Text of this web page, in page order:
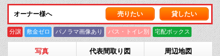
オーナー様へ 売りたい 貸したい
分譲 敷金ゼロ パノラマ画像あり バス・トイレ別 宅配ボックス
写真 代表間取り図 周辺地図